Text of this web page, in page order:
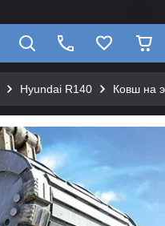
Hyundai R140 Ковш на